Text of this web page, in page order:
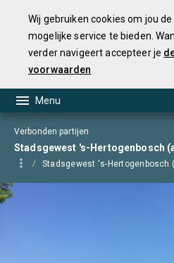
Wij gebruiken cookies om jou
mogelijke service te bieden.
verder navigeert accepteer je
voorwaarden
Verbonden partijen
Stadsgewest 's-Hertogenbosch
Stadsgewest 's-Hertogenbosch